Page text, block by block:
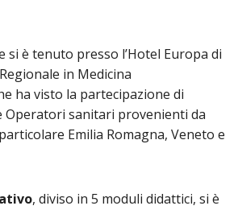
si è tenuto presso l’Hotel Europa di
in Medicina
ha visto la partecipazione di
Operatori sanitari provenienti da
Emilia Romagna, Veneto e
, diviso in 5 moduli didattici, si è